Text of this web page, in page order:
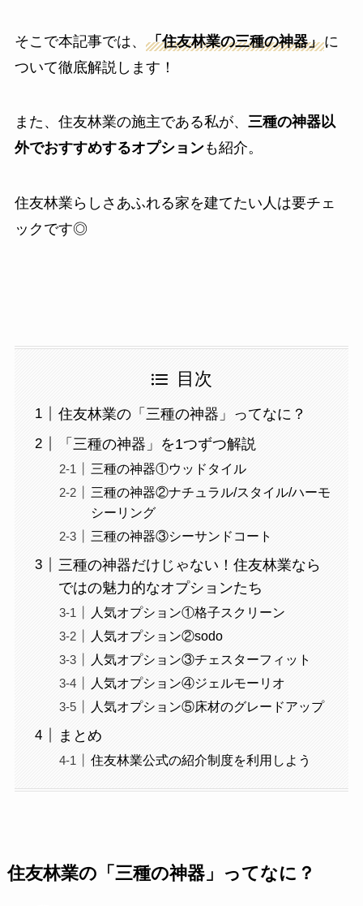
そこで本記事では、 「住友林業の三種の神器」に
ついて徹底解説します！
また、住友林業の施主である私が、 三種の神器以
外でおすすめするオプションも紹介。
住友林業らしさあふれる家を建てたい人は要チェ
ックです◎
目次
住友林業の「三種の神器」ってなに？
「三種の神器」を1つずつ解説
三種の神器①ウッドタイル
三種の神器②ナチュラル/スタイル/ハーモ
シーリング
三種の神器③シーサンドコート
三種の神器だけじゃない！住友林業なら
ではの魅力的なオプションたち
人気オプション①格子スクリーン
人気オプション②sodo
人気オプション③チェスターフィット
人気オプション④ジェルモーリオ
人気オプション⑤床材のグレードアップ
まとめ
住友林業公式の紹介制度を利用しよう
住友林業の「三種の神器」ってなに？